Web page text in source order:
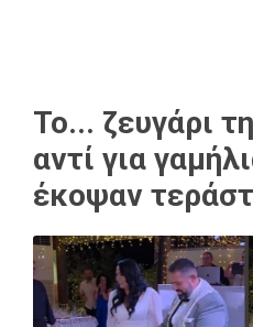
Το... ζευγάρι
αντί για
έκοψαν